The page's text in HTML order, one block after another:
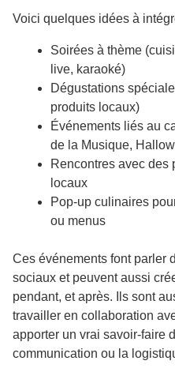
Voici quelques idées à
Soirées à thème
live, karaoké)
Dégustations
produits locaux)
Événements liés au
de la Musique,
Rencontres avec des
locaux
Pop-up culinaires
ou menus
Ces événements font parler
sociaux et peuvent aussi
pendant, et après. Ils sont
travailler en collaboration
apporter un vrai savoir-faire
communication ou la